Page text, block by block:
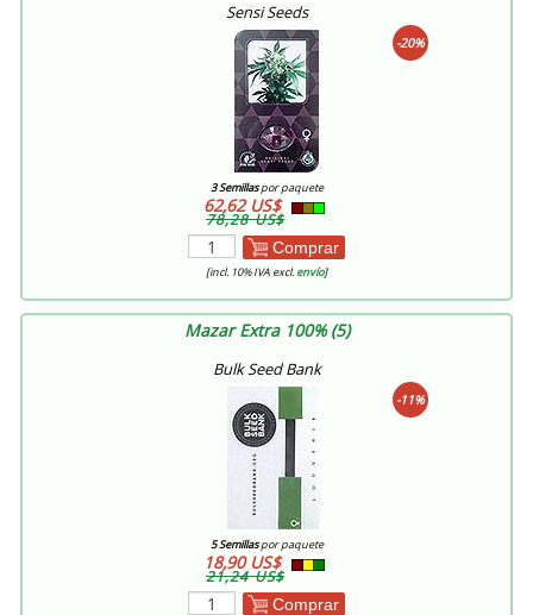
Sensi Seeds
-20%
3 Semillaspor paquete
62,62 US$
78,28 US$
Comprar
[incl. 10% IVA excl. envío]
Mazar Extra 100% (5)
Bulk Seed Bank
-11%
5 Semillaspor paquete
18,90 US$
21,24 US$
Comprar